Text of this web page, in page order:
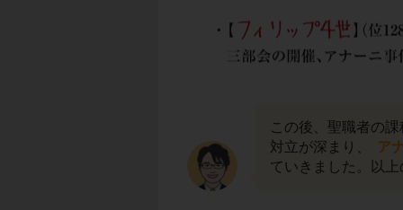
この後、聖職者の
対立が深まり、
ア
ていきました。以